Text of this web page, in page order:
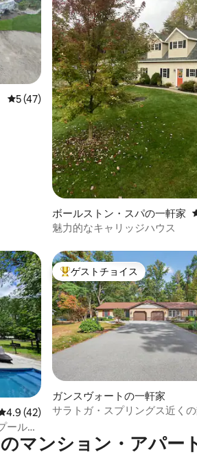
レビュー47件、5つ星中5つ星の平均評価
5 (47)
ボールストン・スパの一軒家
魅力的なキャリッジハウス
ビュー42件、5つ星中4.9つ星の平均評価
4.9 (42)
ール＆
大好評のゲストチョイスです。
ゲストチョイス
ガンスヴォートの一軒家
サラトガ・スプリングス近くの
マンション・アパー